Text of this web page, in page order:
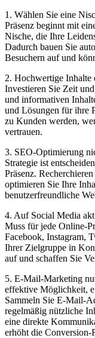
1. Wählen Sie eine
Präsenz beginnt mit
Nische, die Ihre
Dadurch bauen Sie
Besuchern auf und
2. Hochwertige
Investieren Sie Zeit
und informativen
und Lösungen für ihre
zu Kunden werden,
vertrauen.
3. SEO-Optimierung
Strategie ist
Präsenz.
optimieren Sie Ihre
benutzerfreundliche
4. Auf Social Media
Muss für jede Online-
Facebook, Instagram,
Ihrer Zielgruppe in
auf und schaffen Sie
5. E-Mail-Marketing
effektive Möglichkeit,
Sammeln Sie E-Mail-
regelmäßig nützliche
eine direkte
erhöht die Conversion-